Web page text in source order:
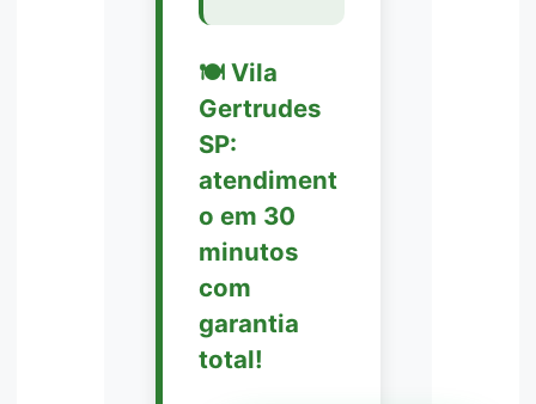
🍽️ Vila
Gertrudes
SP:
atendiment
o em 30
minutos
com
garantia
total!